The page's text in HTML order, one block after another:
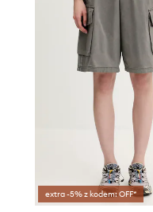
extra -5% z kodem: OFF*